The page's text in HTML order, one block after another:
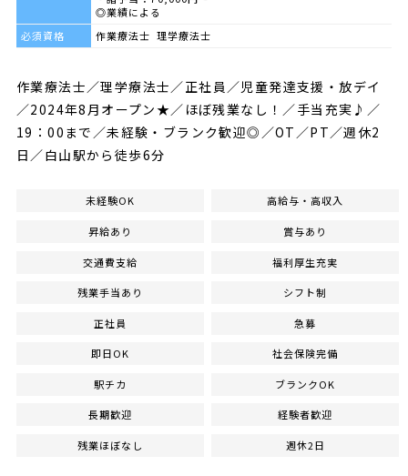
◎業績による
必須資格
作業療法士 理学療法士
作業療法士／理学療法士／正社員／児童発達支援・放デイ
／2024年8月オープン★／ほぼ残業なし！／手当充実♪／
19：00まで／未経験・ブランク歓迎◎／OT／PT／週休2
日／白山駅から徒歩6分
未経験OK 高給与・高収入
昇給あり 賞与あり
交通費支給 福利厚生充実
残業手当あり シフト制
正社員 急募
即日OK 社会保険完備
駅チカ ブランクOK
長期歓迎 経験者歓迎
残業ほぼなし 週休2日